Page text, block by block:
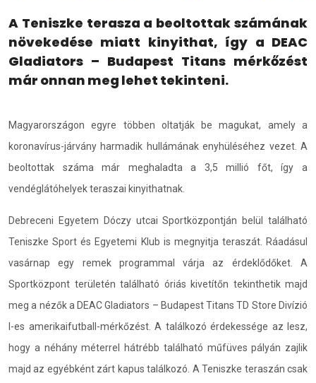
A Teniszke terasza a beoltottak számának
növekedése miatt kinyithat, így a DEAC
Gladiators – Budapest Titans mérkőzést
már onnan meg lehet tekinteni.
Magyarországon egyre többen oltatják be magukat, amely a
koronavírus-járvány harmadik hullámának enyhüléséhez vezet. A
beoltottak száma már meghaladta a 3,5 millió főt, így a
vendéglátóhelyek teraszai kinyithatnak.
Debreceni Egyetem Dóczy utcai Sportközpontján belül található
Teniszke Sport és Egyetemi Klub is megnyitja teraszát. Ráadásul
vasárnap egy remek programmal várja az érdeklődőket. A
Sportközpont területén található óriás kivetítőn tekinthetik majd
meg a nézők a DEAC Gladiators – Budapest Titans TD Store Divízió
I-es amerikaifutball-mérkőzést. A találkozó érdekessége az lesz,
hogy a néhány méterrel hátrébb található műfüves pályán zajlik
majd az egyébként zárt kapus találkozó. A Teniszke teraszán csak